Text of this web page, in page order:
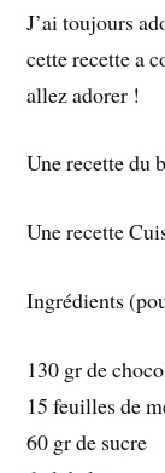
J’ai toujours
cette recette a
allez adorer !
Une recette du
Une recette
Ingrédients
130 gr de
15 feuilles de
60 gr de sucre